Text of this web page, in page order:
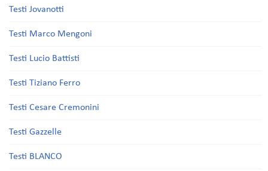
Testi Jovanotti
Testi Marco Mengoni
Testi Lucio Battisti
Testi Tiziano Ferro
Testi Cesare Cremonini
Testi Gazzelle
Testi BLANCO